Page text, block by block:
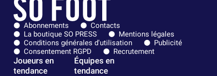
Abonnements
Contacts
La boutique SO PRESS
Mentions légales
Conditions générales d'utilisation
Publicité
Consentement RGPD
Recrutement
Joueurs en
tendance
Équipes en
tendance